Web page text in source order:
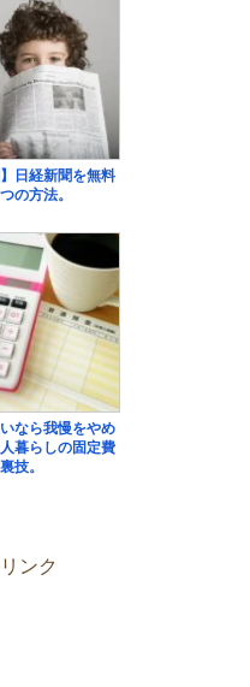
】日経新聞を無料
の方法。
なら我慢をやめ
暮らしの固定費
技。
ンク